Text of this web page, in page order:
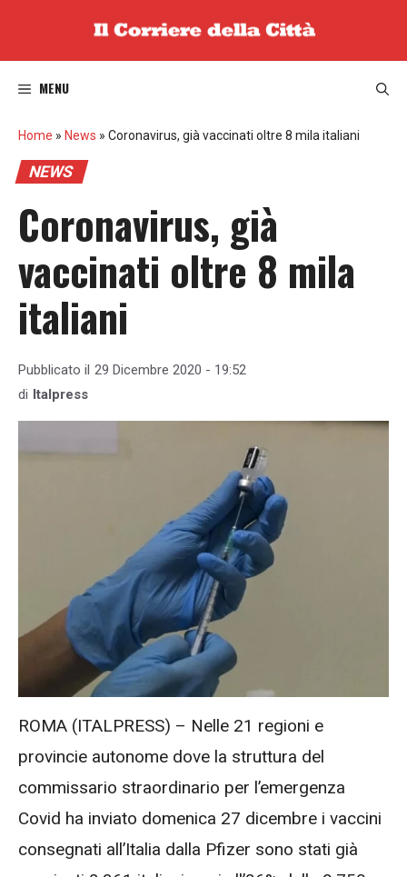
MENU
Home » News » Coronavirus, già vaccinati oltre 8 mila italiani
NEWS
Coronavirus, già
vaccinati oltre 8 mila
italiani
Pubblicato il 29 Dicembre 2020 - 19:52
di Italpress
ROMA (ITALPRESS) – Nelle 21 regioni e
provincie autonome dove la struttura del
commissario straordinario per l’emergenza
Covid ha inviato domenica 27 dicembre i vaccini
consegnati all’Italia dalla Pfizer sono stati già